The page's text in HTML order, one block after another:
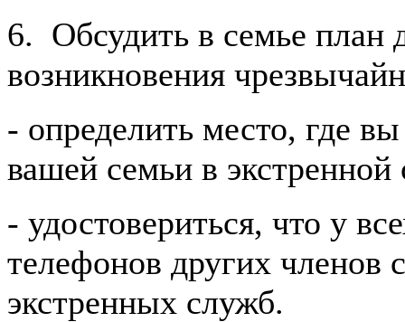
6. Обсудить в семье план
возникновения
- определить место, где
вашей семьи в экстренной
- удостовериться, что у
телефонов других членов
экстренных служб.